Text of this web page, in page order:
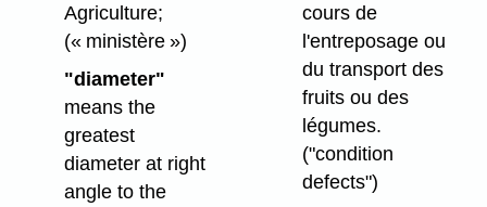
Agriculture;
(« ministère »)
"diameter"
means the
greatest
diameter at right
angle to the
cours de
l'entreposage ou
du transport des
fruits ou des
légumes.
("condition
defects")